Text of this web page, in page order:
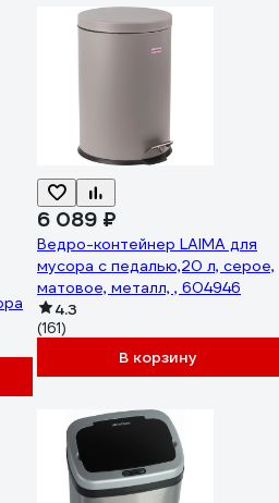
6 089 ₽
Ведро-контейнер LAIMA для
мусора с педалью,20 л, серое,
матовое, металл, , 604946
4.3
(161)
В корзину